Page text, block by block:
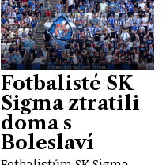
Fotbalisté SK
Sigma ztratili
doma s
Boleslaví